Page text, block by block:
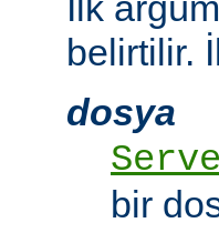
belirtilir.
dosya
bir